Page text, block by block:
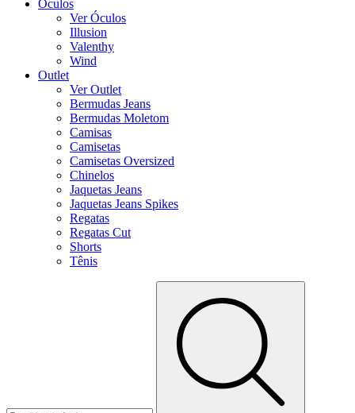
Óculos
Ver Óculos
Illusion
Valenthy
Wind
Outlet
Ver Outlet
Bermudas Jeans
Bermudas Moletom
Camisas
Camisetas
Camisetas Oversized
Chinelos
Jaquetas Jeans
Jaquetas Jeans Spikes
Regatas
Regatas Cut
Shorts
Tênis